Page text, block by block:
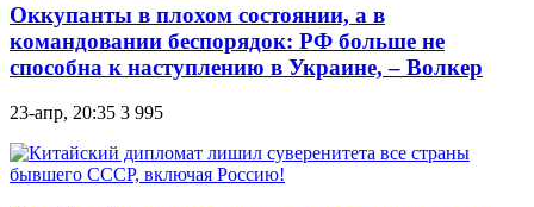
Оккупанты в плохом состоянии, а в
командовании беспорядок: РФ больше не
способна к наступлению в Украине, – Волкер
23-апр, 20:35 3 995